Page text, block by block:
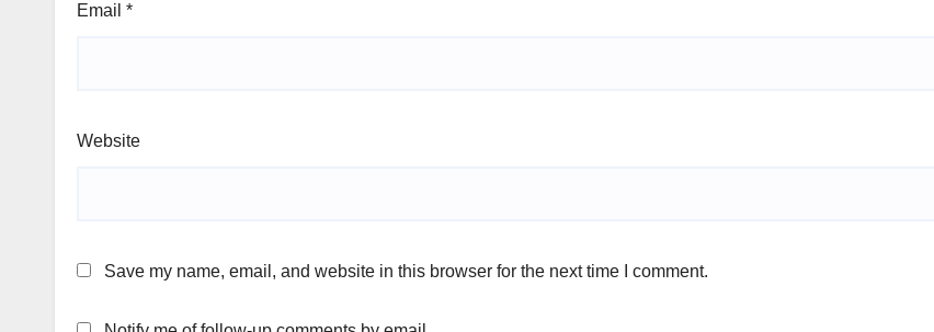
Email *
Website
Save my name, email, and website in this browser for the next time I comment.